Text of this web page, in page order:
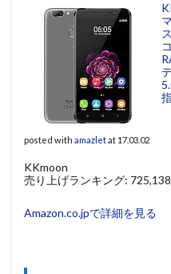
posted with amazletat 17.03.02
KKmoon
売り上げランキング: 725,138
Amazon.co.jpで詳細を見る